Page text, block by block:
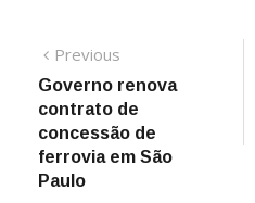
Navegação
de
Post
Previous
post:
Governo renova
contrato de
concessão de
ferrovia em São
Paulo